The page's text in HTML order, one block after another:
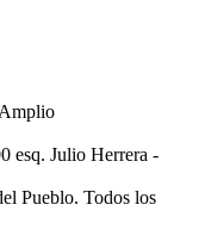
esq. Julio Herrera -
Pueblo. Todos los